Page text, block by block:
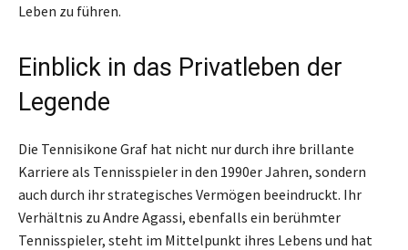
Leben zu führen.
Einblick in das Privatleben der
Legende
Die Tennisikone Graf hat nicht nur durch ihre brillante
Karriere als Tennisspieler in den 1990er Jahren, sondern
auch durch ihr strategisches Vermögen beeindruckt. Ihr
Verhältnis zu Andre Agassi, ebenfalls ein berühmter
Tennisspieler, steht im Mittelpunkt ihres Lebens und hat